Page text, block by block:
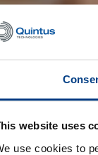
website uses
use cookies to
haute